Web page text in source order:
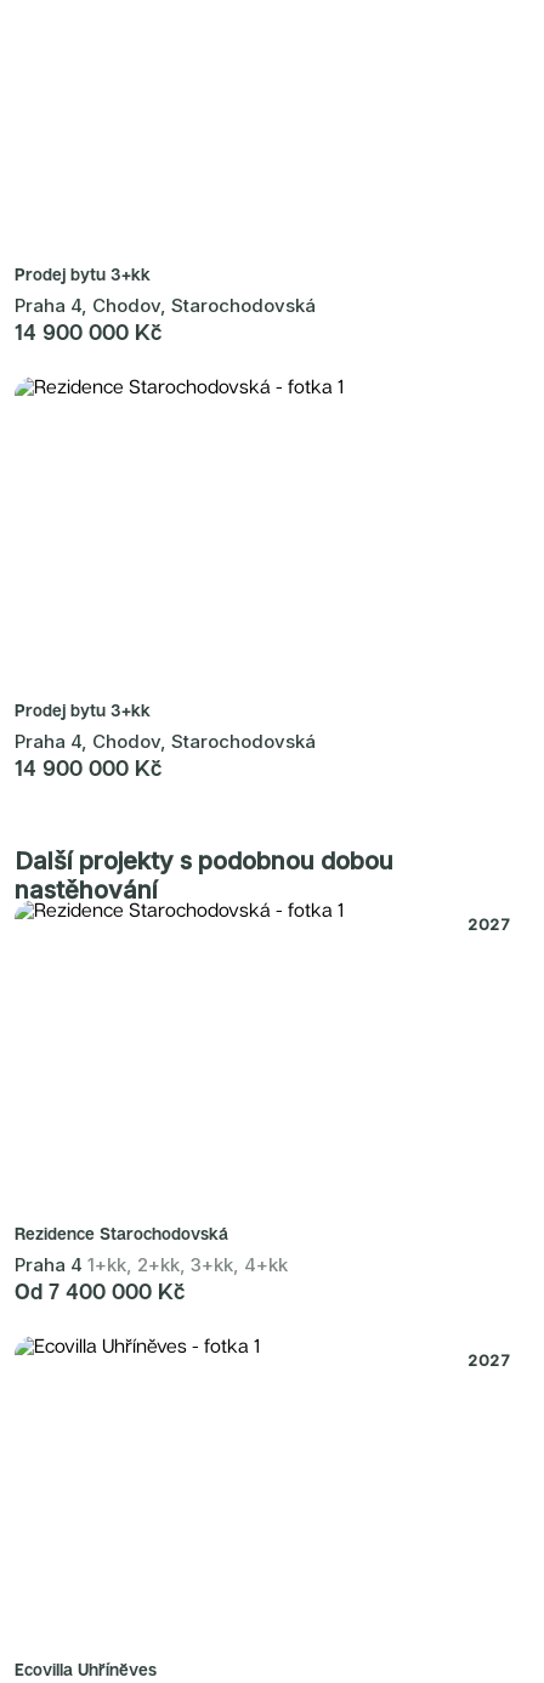
Prodej bytu 3+kk
Praha 4, Chodov, Starochodovská
14 900 000 Kč
Prodej bytu 3+kk
Praha 4, Chodov, Starochodovská
14 900 000 Kč
Další projekty s podobnou dobou
nastěhování
2027
Rezidence Starochodovská
Praha 4 1+kk, 2+kk, 3+kk, 4+kk
Od 7 400 000 Kč
2027
Ecovilla Uhříněves